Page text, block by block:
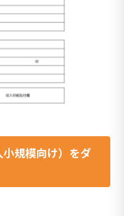
小規模向け）をダ